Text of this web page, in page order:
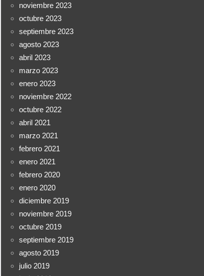
noviembre 2023
octubre 2023
septiembre 2023
agosto 2023
abril 2023
marzo 2023
enero 2023
noviembre 2022
octubre 2022
abril 2021
marzo 2021
febrero 2021
enero 2021
febrero 2020
enero 2020
diciembre 2019
noviembre 2019
octubre 2019
septiembre 2019
agosto 2019
julio 2019